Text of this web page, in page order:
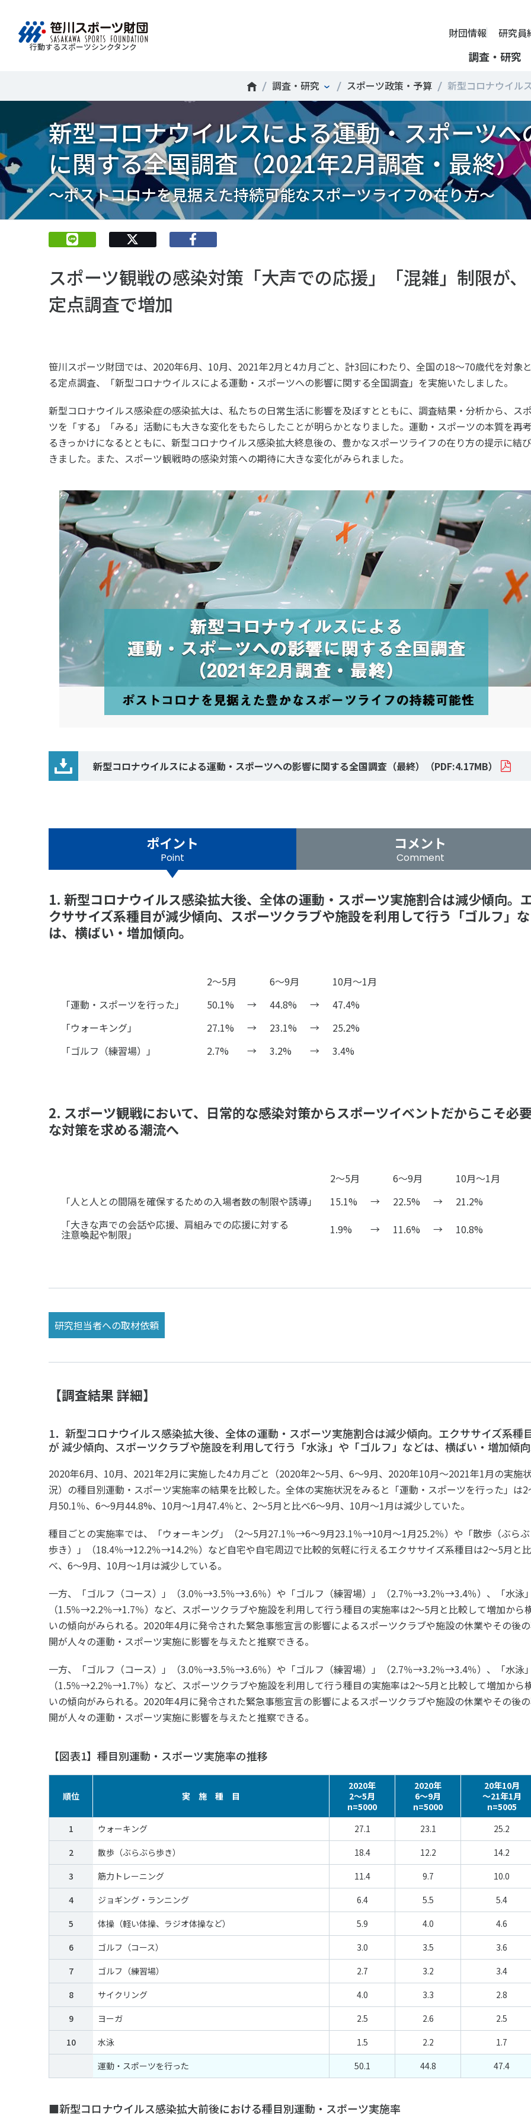
行動するスポーツシンクタンク
調査・研究
財団情報 研究員
財団情報
ミッション
理事長挨拶
組織
沿革
採用情報
情報公開
アクセス
SSF Guidebook
自治体との連携
各教育機関との連携
セミナー
【動画】スポーツでアクティブなま
チャレンジデー
スポーツアカデミー
ニュース
お問い合わせ・お申し込み
メールマガジン
ソーシ
＃誰が子どものスポーツをささえるのか ＃部活動 ＃アクティブなまちづくり ＃日本人の身体活動と健
＃競技人口 ＃高齢者スポーツ ＃差別とダイバーシティ
スポーツライフ・データ スポーツ白書 政策提言
障害者スポーツ
社会づくり
自治体との連携
各教育機関との連携
スポーツ振興団体との連携
【動画】スポーツでアクティブ
なまちづくり
SPORT POLICY
スポーツ政策の『
Mission＆Visionの達成に向けさまざまな
研究調査活動を行います。客観的な分
析・研究に基づく実現性のある政策提言
につなげています。
スポーツライフ・データ
スポーツ白書
政策提言
子どものスポーツ
障害者スポーツ
スポーツによるまちづくり
スポーツ・ガバナンス
スポーツボランティア
スポーツ政策・予算
健康とスポーツ
その他
調査一覧
自治体・スポーツ組織・企業・教育機関等と連携し、スポー
ツ推進計画の策定やスポーツ振興、地域課題の解決につなが
る取り組みを共同で実践しています。
アクティブシティ
自治体との連携
各教育機関との連携
スポーツ振興団体との連携
セミナー
【動画】スポーツでアクティブなまちづくり
チャレンジデー30年の取り組み
「スポーツ・フォー・オール」の理念を共有する国際機関や
日本国外の組織との連携、国際会議での研究成果の発表など
を行います。また、諸外国のスポーツ政策の比較、研究、情
報収集に積極的に取り組んでいます。
国際機関との連携
諸外国のスポーツ政策
諸外国のスポーツ事情
SSF研究員による国際情報コラム
日本のスポーツ政策についての論考、部
活動やこどもの運動実施率などのスポー
ツ界の諸問題に関するコラム、スポーツ
史に残る貴重な証言など、様々な読み物
コンテンツを作成し、スポーツの果たす
べき役割を考察しています。
運動部活動の実態と地域展開・地域
移行
スポーツ時事問題
SPORT TOPICS
障害者のスポーツの日常化
誰もがささえやすい子どものスポー
ツの環境づくり
スポーツ辞典
スポーツ 歴史の検証
SPORT POLICY
ーツ政策の『卵』―
SSF BOOKS
広報・出版
投票・クイズ
新型コロナウイルスとスポ
調査・研究 スポーツ政策・予算 新型コロナウイル
新型コロナウイルスによる運動・スポーツへ
に関する全国調査（2021年2月調査・最終）
～ポストコロナを見据えた持続可能なスポーツライフの在り方～
スポーツ観戦の感染対策「大声での応援」「混雑」制限が、
定点調査で増加
笹川スポーツ財団では、2020年6月、10月、2021年2月と4カ月ごと、計3回にわたり、全国の18～70歳代を対象
る定点調査、「新型コロナウイルスによる運動・スポーツへの影響に関する全国調査」を実施いたしました。
新型コロナウイルス感染症の感染拡大は、私たちの日常生活に影響を及ぼすとともに、調査結果・分析から、ス
ツを「する」「みる」活動にも大きな変化をもたらしたことが明らかとなりました。運動・スポーツの本質を再
るきっかけになるとともに、新型コロナウイルス感染拡大終息後の、豊かなスポーツライフの在り方の提示に結
きました。また、スポーツ観戦時の感染対策への期待に大きな変化がみられました。
新型コロナウイルスによる運動・スポーツへの影響に関する全国調査（最終） （PDF:4.17MB）
ポイント
Point
コメント
Comment
1. 新型コロナウイルス感染拡大後、全体の運動・スポーツ実施割合は減少傾向。
クササイズ系種目が減少傾向、スポーツクラブや施設を利用して行う「ゴルフ」
は、横ばい・増加傾向。
2～5月 6～9月
10月～1月
「運動・スポーツを行った」
50.1% → 44.8% →
47.4%
「ウォーキング」
27.1% → 23.1% →
25.2%
「ゴルフ（練習場）」
2.7% → 3.2% → 3.4%
2. スポーツ観戦において、日常的な感染対策からスポーツイベントだからこそ必
な対策を求める潮流へ
2～5月 6～9月
10月～1月
「人と人との間隔を確保するための入場者数の制限や誘導」
15.1% → 22.5% →
21.2%
「大きな声での会話や応援、肩組みでの応援に対する
注意喚起や制限」 1.9% → 11.6% → 10.8%
研究担当者への取材依頼
【調査結果 詳細】
1．新型コロナウイルス感染拡大後、全体の運動・スポーツ実施割合は減少傾向。エクササイズ系種
が 減少傾向、スポーツクラブや施設を利用して行う「水泳」や「ゴルフ」などは、横ばい・増加傾向
2020年6月、10月、2021年2月に実施した4カ月ごと（2020年2～5月、6～9月、2020年10月～2021年1月の実施
況）の種目別運動・スポーツ実施率の結果を比較した。全体の実施状況をみると「運動・スポーツを行った」は2
月50.1％、6～9月44.8%、10月～1月47.4％と、2～5月と比べ6～9月、10月～1月は減少していた。
種目ごとの実施率では、「ウォーキング」（2～5月27.1％→6～9月23.1％→10月～1月25.2％）や「散歩（ぶらぶ
歩き）」（18.4％→12.2％→14.2％）など自宅や自宅周辺で比較的気軽に行えるエクササイズ系種目は2～5月と比
べ、6～9月、10月～1月は減少している。
一方、「ゴルフ（コース）」（3.0％→3.5％→3.6％）や「ゴルフ（練習場）」（2.7％→3.2％→3.4％）、「水泳」
（1.5％→2.2％→1.7％）など、スポーツクラブや施設を利用して行う種目の実施率は2～5月と比較して増加から
いの傾向がみられる。2020年4月に発令された緊急事態宣言の影響によるスポーツクラブや施設の休業やその後
開が人々の運動・スポーツ実施に影響を与えたと推察できる。
一方、「ゴルフ（コース）」（3.0％→3.5％→3.6％）や「ゴルフ（練習場）」（2.7％→3.2％→3.4％）、「水泳」
（1.5％→2.2％→1.7％）など、スポーツクラブや施設を利用して行う種目の実施率は2～5月と比較して増加から
いの傾向がみられる。2020年4月に発令された緊急事態宣言の影響によるスポーツクラブや施設の休業やその後
開が人々の運動・スポーツ実施に影響を与えたと推察できる。
【図表1】種目別運動・スポーツ実施率の推移
順位 実 施 種 目
2020年
2～5月
n=5000
2020年
6～9月
n=5000
20年10月
～21年1月
n=5005
1
ウォーキング 27.1 23.1
25.2
2
散歩（ぶらぶら歩き） 18.4 12.2
14.2
3
筋力トレーニング 11.4 9.7
10.0
4
ジョギング・ランニング 6.4 5.5
5.4
5
体操（軽い体操、ラジオ体操など） 5.9 4.0
4.6
6
ゴルフ（コース） 3.0 3.5
3.6
7
ゴルフ（練習場） 2.7 3.2
3.4
8
サイクリング 4.0 3.3
2.8
9
ヨーガ 2.5 2.6
2.5
10
水泳 1.5 2.2
1.7
運動・スポーツを行った
50.1 44.8 47.4
■新型コロナウイルス感染拡大前後における種目別運動・スポーツ実施率